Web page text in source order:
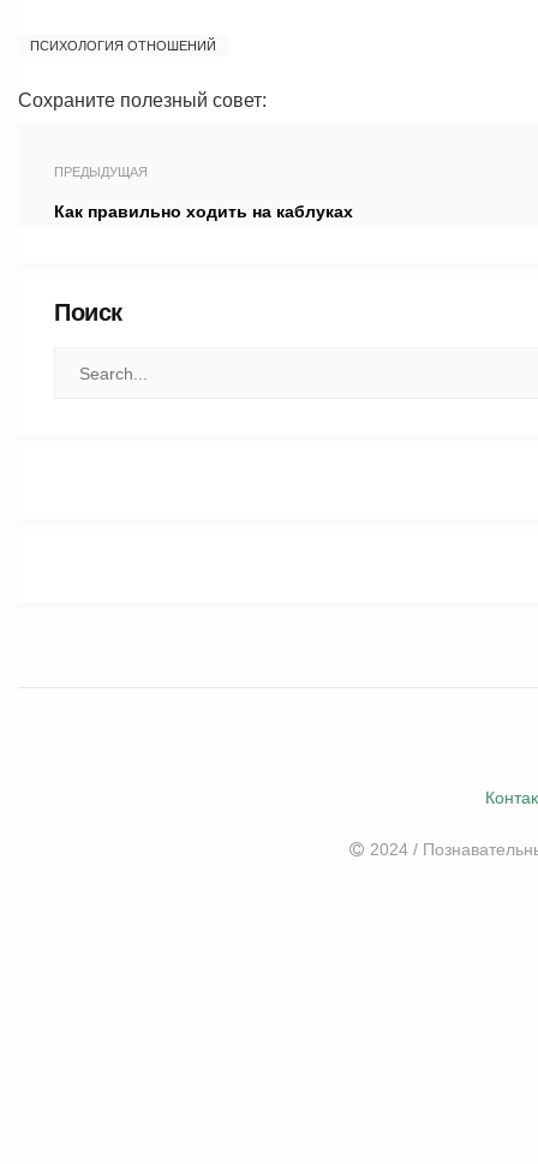
ПСИХОЛОГИЯ ОТНОШЕНИЙ
Сохраните полезный совет:
ПРЕДЫДУЩАЯ
Как правильно ходить на каблуках
Поиск
2024 /